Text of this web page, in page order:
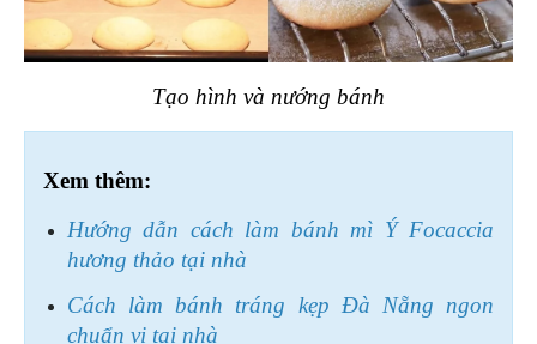
Tạo hình và nướng bánh
Xem thêm:
Hướng dẫn cách làm bánh mì Ý Focaccia
hương thảo tại nhà
Cách làm bánh tráng kẹp Đà Nẵng ngon
chuẩn vị tại nhà